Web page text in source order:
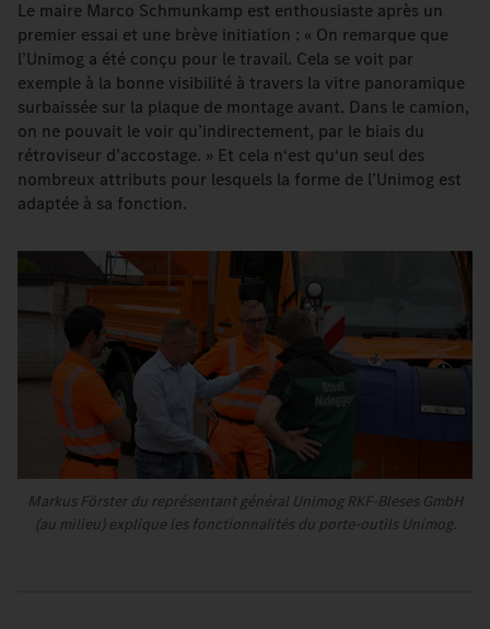
Le maire Marco Schmunkamp est enthousiaste après un
premier essai et une brève initiation : « On remarque que
l’Unimog a été conçu pour le travail. Cela se voit par
exemple à la bonne visibilité à travers la vitre panoramique
surbaissée sur la plaque de montage avant. Dans le camion,
on ne pouvait le voir qu’indirectement, par le biais du
rétroviseur d’accostage. » Et cela n‘est qu‘un seul des
nombreux attributs pour lesquels la forme de l’Unimog est
adaptée à sa fonction.
Markus Förster du représentant général Unimog RKF-Bleses GmbH
(au milieu) explique les fonctionnalités du porte-outils Unimog.